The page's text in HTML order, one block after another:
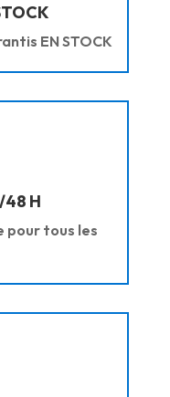
EN STOCK
48 H
pour tous les